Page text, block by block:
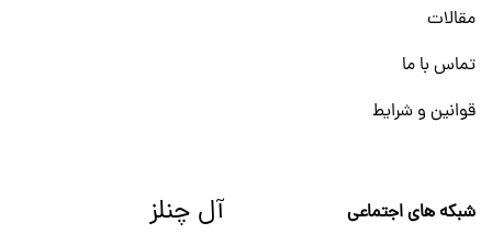
مقالات
تماس با ما
قوانین و شرایط
شبکه های اجتماعی
آل چنلز